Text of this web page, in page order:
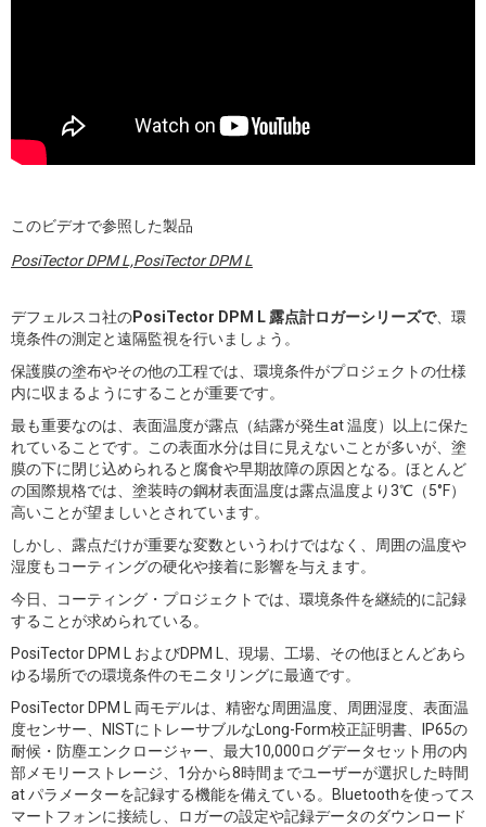
このビデオで参照した製品
PosiTector DPM L,PosiTector DPM L
デフェルスコ社のPosiTector DPM L 露点計ロガーシリーズで、環
境条件の測定と遠隔監視を行いましょう。
保護膜の塗布やその他の工程では、環境条件がプロジェクトの仕様
内に収まるようにすることが重要です。
最も重要なのは、表面温度が露点（結露が発生at 温度）以上に保た
れていることです。この表面水分は目に見えないことが多いが、塗
膜の下に閉じ込められると腐食や早期故障の原因となる。ほとんど
の国際規格では、塗装時の鋼材表面温度は露点温度より3℃（5°F）
高いことが望ましいとされています。
しかし、露点だけが重要な変数というわけではなく、周囲の温度や
湿度もコーティングの硬化や接着に影響を与えます。
今日、コーティング・プロジェクトでは、環境条件を継続的に記録
することが求められている。
PosiTector DPM L およびDPM L、現場、工場、その他ほとんどあら
ゆる場所での環境条件のモニタリングに最適です。
PosiTector DPM L 両モデルは、精密な周囲温度、周囲湿度、表面温
度センサー、NISTにトレーサブルなLong-Form校正証明書、IP65の
耐候・防塵エンクロージャー、最大10,000ログデータセット用の内
部メモリーストレージ、1分から8時間までユーザーが選択した時間
at パラメーターを記録する機能を備えている。Bluetoothを使ってス
マートフォンに接続し、ロガーの設定や記録データのダウンロード